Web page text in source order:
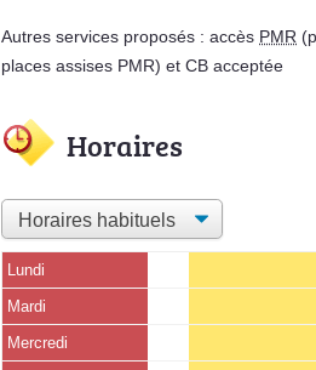
Autres services proposés : accès PMR
places assises PMR) et CB acceptée
Horaires
Lundi
Mardi
Mercredi